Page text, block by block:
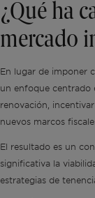
¿Qué ha
mercado
En lugar de imponer
un enfoque centrado
renovación,
nuevos marcos
El resultado es un
significativa la
estrategias de